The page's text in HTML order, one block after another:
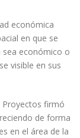
económica
en que se
sea económico o
visible en sus
Proyectos firmó
de forma
en el área de la